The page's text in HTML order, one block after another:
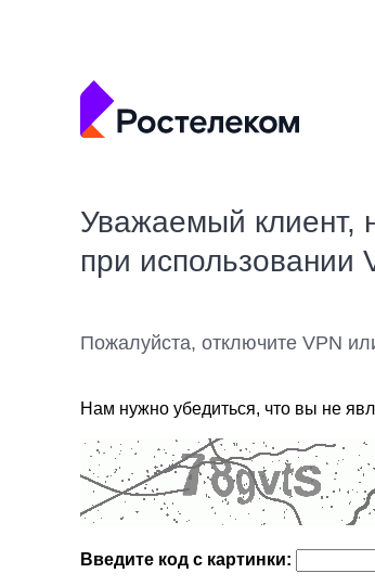
Уважаемый клиент,
при использовании
Пожалуйста, отключите VPN
Нам нужно убедиться, что вы не
Введите код с картинки: